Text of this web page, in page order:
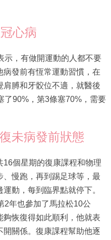
心病
示，有做開運動的人都不要
病發前有恆常運動習慣，在
膊和牙骹位不適，就醫後
了90%，第3條塞70%，需要
未病發前狀態
個星期的復康課程和物理
慢跑，再到踢足球等，最
動，每到臨界點就停下。
2年也參加了馬拉松10公
恢復得如此順利，他就表
關係。復康課程幫助他逐